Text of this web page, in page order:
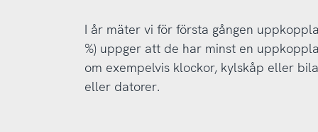
I år mäter vi för första gången
%) uppger att de har minst en
om exempelvis klockor, kylskåp eller
eller datorer.